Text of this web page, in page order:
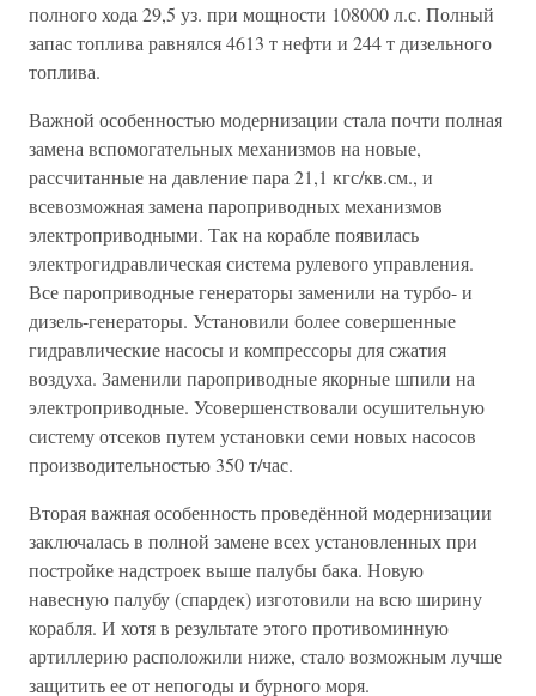
полного хода 29,5 уз. при мощности 108000 л.с. Полный
запас топлива равнялся 4613 т нефти и 244 т дизельного
топлива.
Важной особенностью модернизации стала почти полная
замена вспомогательных механизмов на новые,
рассчитанные на давление пара 21,1 кгс/кв.см., и
всевозможная замена пароприводных механизмов
электроприводными. Так на корабле появилась
электрогидравлическая система рулевого управления.
Все пароприводные генераторы заменили на турбо- и
дизель-генераторы. Установили более совершенные
гидравлические насосы и компрессоры для сжатия
воздуха. Заменили пароприводные якорные шпили на
электроприводные. Усовершенствовали осушительную
систему отсеков путем установки семи новых насосов
производительностью 350 т/час.
Вторая важная особенность проведённой модернизации
заключалась в полной замене всех установленных при
постройке надстроек выше палубы бака. Новую
навесную палубу (спардек) изготовили на всю ширину
корабля. И хотя в результате этого противоминную
артиллерию расположили ниже, стало возможным лучше
защитить ее от непогоды и бурного моря.